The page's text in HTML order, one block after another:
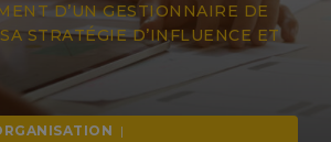
D’UN GESTIONNAIRE DE
STRATÉGIE D’INFLUENCE ET
|